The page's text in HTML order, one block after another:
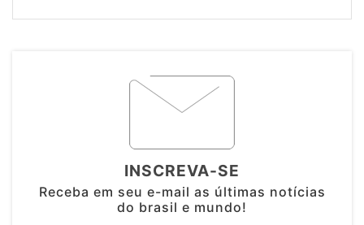
INSCREVA-SE
Receba em seu e-mail as últimas notícias
do brasil e mundo!